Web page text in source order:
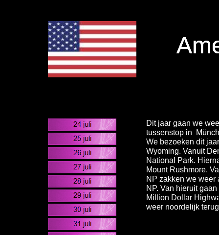
Dit jaar gaan we
tussenstop in
We bezoeken dit
Wyoming. Vanuit
National Park.
Mount Rushmore.
NP zakken we weer
NP. Van hieruit
Million Dollar
weer noordelijk